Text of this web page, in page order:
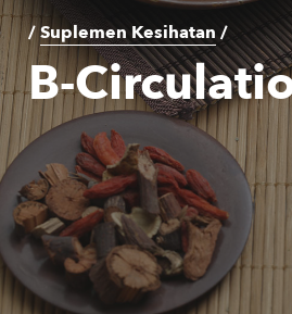
/Suplemen Kesihatan /
B-